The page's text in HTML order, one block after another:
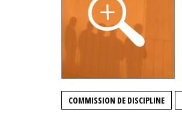
COMMISSION DE DISCIPLINE